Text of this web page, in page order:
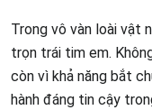
Trong vô vàn loài vật
trọn trái tim em.
còn vì khả năng bắt
hành đáng tin cậy